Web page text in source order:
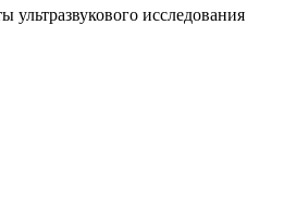
исследования